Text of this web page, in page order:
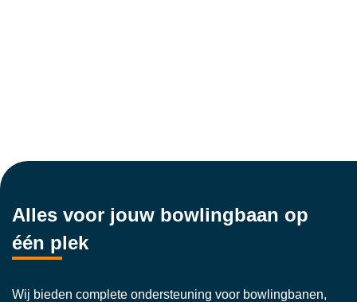
Alles voor jouw bowlingbaan op
één plek
Wij bieden complete ondersteuning voor bowlingbanen,